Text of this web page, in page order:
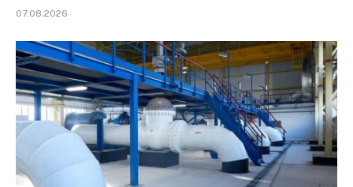
07.08.2026